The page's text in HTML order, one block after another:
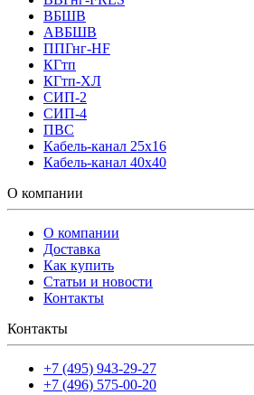
ВБШВ
АВБШВ
ППГнг-HF
КГтп
КГтп-ХЛ
СИП-2
СИП-4
ПВС
Кабель-канал 25х16
Кабель-канал 40х40
О компании
О компании
Доставка
Как купить
Статьи и новости
Контакты
Контакты
+7 (495) 943-29-27
+7 (496) 575-00-20